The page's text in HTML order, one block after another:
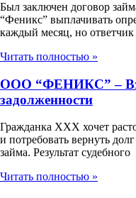
Был заключен договор
“Феникс” выплачивать
каждый месяц, но
Читать полностью »
ООО “ФЕНИКС” –
задолженности
Гражданка ХХХ хочет
и потребовать вернуть
займа. Результат судебного
Читать полностью »